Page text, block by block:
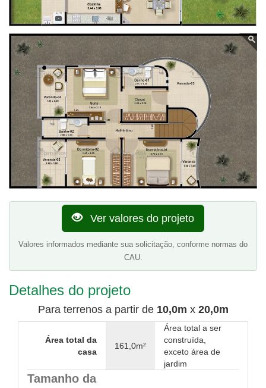
Ver valores do projeto
Valores informados mediante sua solicitação, conforme normas do
CAU.
Detalhes do projeto
Para terrenos a partir de 10,0m x 20,0m
Área total da
casa
161,0m²
Área total a ser
construída,
exceto área de
jardim
Tamanho da